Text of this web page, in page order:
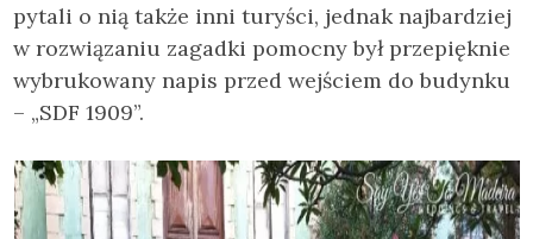
pytali o nią także inni turyści, jednak najbardziej
w rozwiązaniu zagadki pomocny był przepięknie
wybrukowany napis przed wejściem do budynku
– „SDF 1909”.